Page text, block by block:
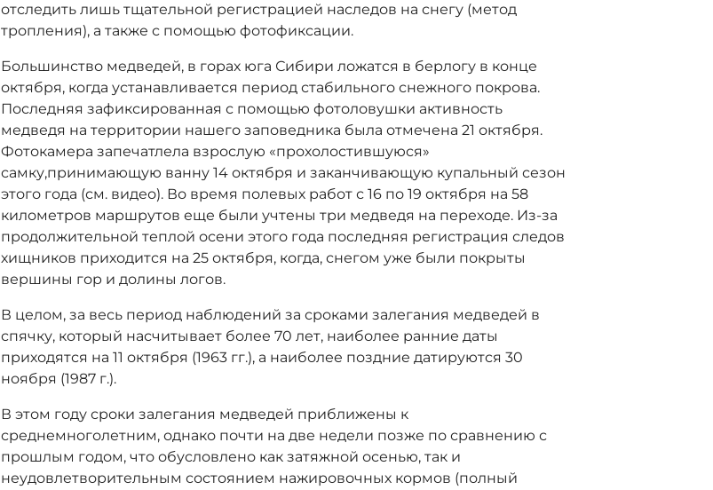
отследить лишь тщательной регистрацией наследов на снегу (метод
тропления), а также с помощью фотофиксации.
Большинство медведей, в горах юга Сибири ложатся в берлогу в конце
октября, когда устанавливается период стабильного снежного покрова.
Последняя зафиксированная с помощью фотоловушки активность
медведя на территории нашего заповедника была отмечена 21 октября.
Фотокамера запечатлела взрослую «прохолостившуюся»
самку,принимающую ванну 14 октября и заканчивающую купальный сезон
этого года (см. видео). Во время полевых работ с 16 по 19 октября на 58
километров маршрутов еще были учтены три медведя на переходе. Из-за
продолжительной теплой осени этого года последняя регистрация следов
хищников приходится на 25 октября, когда, снегом уже были покрыты
вершины гор и долины логов.
В целом, за весь период наблюдений за сроками залегания медведей в
спячку, который насчитывает более 70 лет, наиболее ранние даты
приходятся на 11 октября (1963 гг.), а наиболее поздние датируются 30
ноября (1987 г.).
В этом году сроки залегания медведей приближены к
среднемноголетним, однако почти на две недели позже по сравнению с
прошлым годом, что обусловлено как затяжной осенью, так и
неудовлетворительным состоянием нажировочных кормов (полный